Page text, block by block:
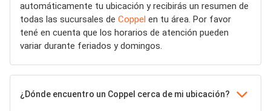
automáticamente tu ubicación y recibirás un resumen de
todas las sucursales de Coppel en tu área. Por favor
tené en cuenta que los horarios de atención pueden
variar durante feriados y domingos.
¿Dónde encuentro un Coppel cerca de mi ubicación?